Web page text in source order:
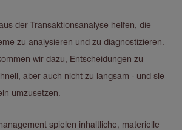
der Transaktionsanalyse helfen, die
zu analysieren und zu diagnostizieren.
wir dazu, Entscheidungen zu
aber auch nicht zu langsam - und sie
umzusetzen.
spielen inhaltliche, materielle